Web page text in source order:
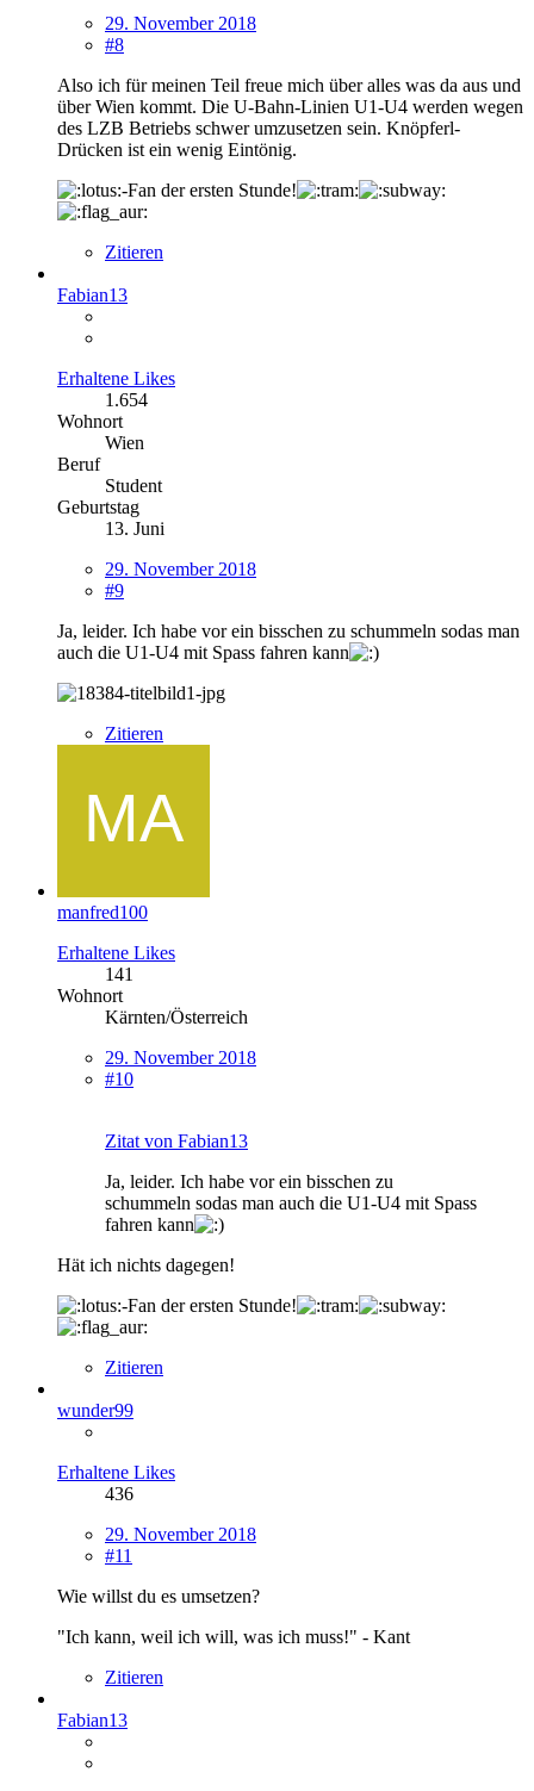
29. November 2018
#8
Also ich für meinen Teil freue mich über alles was da aus und
über Wien kommt. Die U-Bahn-Linien U1-U4 werden wegen
des LZB Betriebs schwer umzusetzen sein. Knöpferl-
Drücken ist ein wenig Eintönig.
-Fan der ersten Stunde!
Zitieren
Fabian13
Erhaltene Likes
1.654
Wohnort
Wien
Beruf
Student
Geburtstag
13. Juni
29. November 2018
#9
Ja, leider. Ich habe vor ein bisschen zu schummeln sodas man
auch die U1-U4 mit Spass fahren kann
Zitieren
manfred100
Erhaltene Likes
141
Wohnort
Kärnten/Österreich
29. November 2018
#10
Zitat von Fabian13
Ja, leider. Ich habe vor ein bisschen zu
schummeln sodas man auch die U1-U4 mit Spass
fahren kann
Hät ich nichts dagegen!
-Fan der ersten Stunde!
Zitieren
wunder99
Erhaltene Likes
436
29. November 2018
#11
Wie willst du es umsetzen?
"Ich kann, weil ich will, was ich muss!" - Kant
Zitieren
Fabian13